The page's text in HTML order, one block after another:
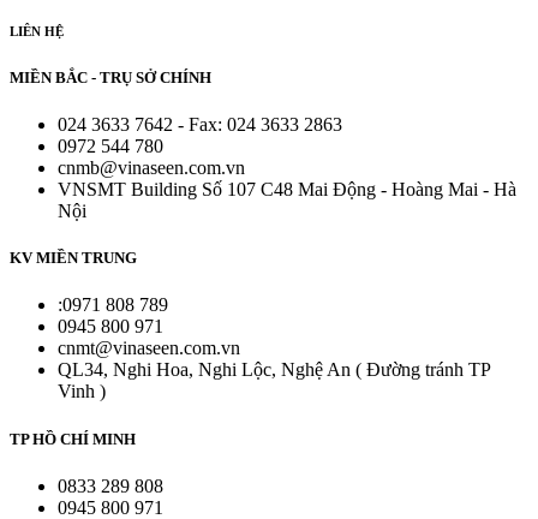
LIÊN HỆ
MIỀN BẮC - TRỤ SỞ CHÍNH
024 3633 7642 - Fax: 024 3633 2863
0972 544 780
cnmb@vinaseen.com.vn
VNSMT Building Số 107 C48 Mai Động - Hoàng Mai - Hà
Nội
KV MIỀN TRUNG
:0971 808 789
0945 800 971
cnmt@vinaseen.com.vn
QL34, Nghi Hoa, Nghi Lộc, Nghệ An ( Đường tránh TP
Vinh )
TP HỒ CHÍ MINH
0833 289 808
0945 800 971